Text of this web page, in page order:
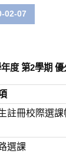
02-07
年度 第2學期
註冊校際選課
選課